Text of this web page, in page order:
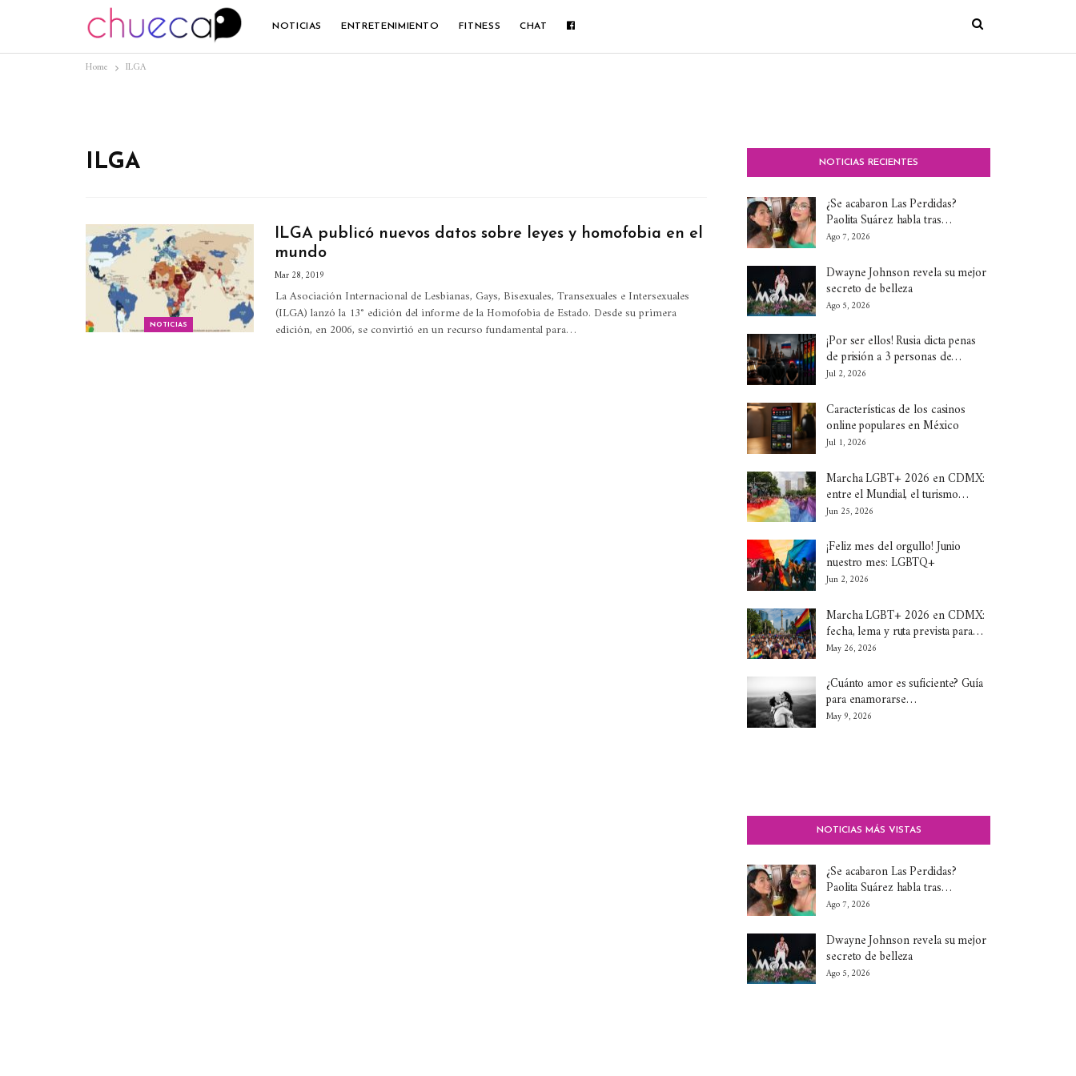
NOTICIAS ENTRETENIMIENTO FITNESS CHAT
Home ILGA
ILGA
NOTICIAS
ILGA publicó nuevos datos sobre leyes y homofobia en el
mundo
Mar 28, 2019
La Asociación Internacional de Lesbianas, Gays, Bisexuales, Transexuales e Intersexuales
(ILGA) lanzó la 13° edición del informe de la Homofobia de Estado. Desde su primera
edición, en 2006, se convirtió en un recurso fundamental para…
NOTICIAS RECIENTES
¿Se acabaron Las Perdidas?
Paolita Suárez habla tras…
Ago 7, 2026
Dwayne Johnson revela su mejor
secreto de belleza
Ago 5, 2026
¡Por ser ellos! Rusia dicta penas
de prisión a 3 personas de…
Jul 2, 2026
Características de los casinos
online populares en México
Jul 1, 2026
Marcha LGBT+ 2026 en CDMX:
entre el Mundial, el turismo…
Jun 25, 2026
¡Feliz mes del orgullo! Junio
nuestro mes: LGBTQ+
Jun 2, 2026
Marcha LGBT+ 2026 en CDMX:
fecha, lema y ruta prevista para…
May 26, 2026
¿Cuánto amor es suficiente? Guía
para enamorarse…
May 9, 2026
NOTICIAS MÁS VISTAS
¿Se acabaron Las Perdidas?
Paolita Suárez habla tras…
Ago 7, 2026
Dwayne Johnson revela su mejor
secreto de belleza
Ago 5, 2026